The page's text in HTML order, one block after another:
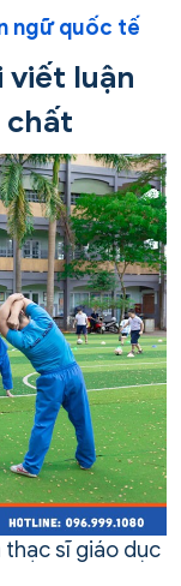
ngữ quốc tế
viết luận
chất
thạc sĩ giáo dục